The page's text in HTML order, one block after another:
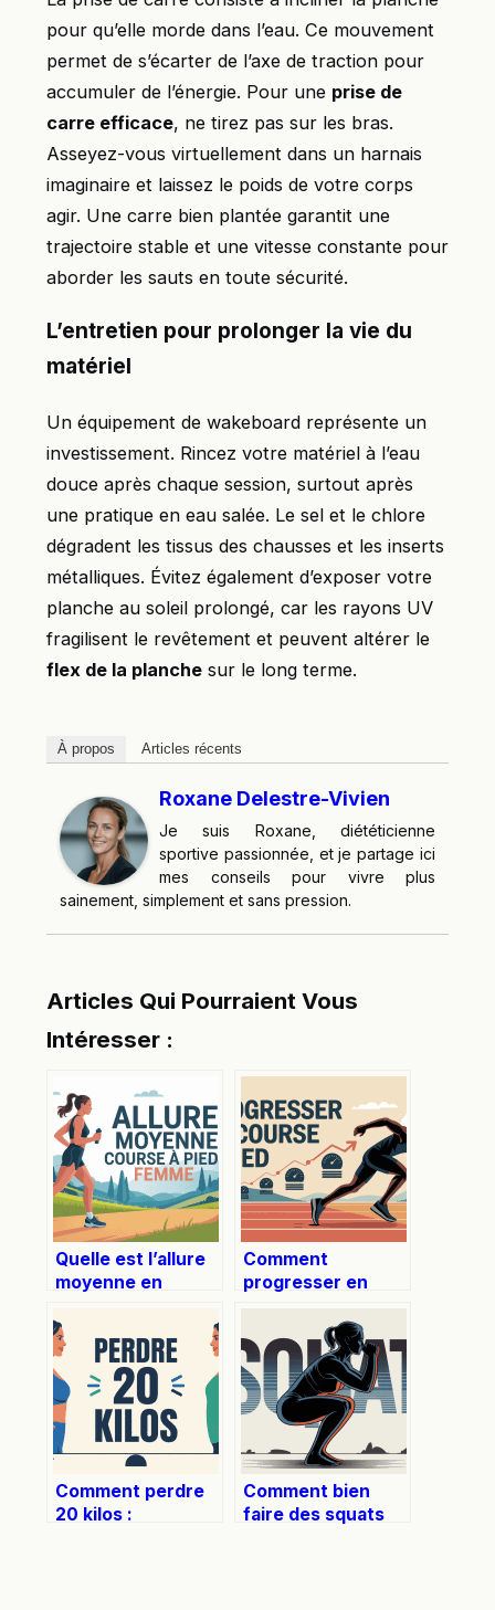
pour qu’elle morde dans l’eau. Ce mouvement
permet de s’écarter de l’axe de traction pour
accumuler de l’énergie. Pour une prise de
carre efficace, ne tirez pas sur les bras.
Asseyez-vous virtuellement dans un harnais
imaginaire et laissez le poids de votre corps
agir. Une carre bien plantée garantit une
trajectoire stable et une vitesse constante pour
aborder les sauts en toute sécurité.
L’entretien pour prolonger la vie du
matériel
Un équipement de wakeboard représente un
investissement. Rincez votre matériel à l’eau
douce après chaque session, surtout après
une pratique en eau salée. Le sel et le chlore
dégradent les tissus des chausses et les inserts
métalliques. Évitez également d’exposer votre
planche au soleil prolongé, car les rayons UV
fragilisent le revêtement et peuvent altérer le
flex de la planche sur le long terme.
À propos Articles récents
Roxane Delestre-Vivien
Je suis Roxane, diététicienne
sportive passionnée, et je partage ici
mes conseils pour vivre plus
sainement, simplement et sans pression.
Articles Qui Pourraient Vous
Intéresser :
Quelle est l’allure
moyenne en
une femme
aujourd’hui
Comment
progresser en
essentiels pour
évoluer
rapidement
Comment perdre
20 kilos :
Comment bien
faire des squats